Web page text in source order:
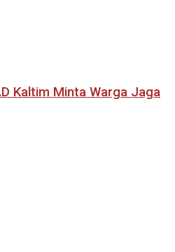
Kaltim Minta Warga Jaga